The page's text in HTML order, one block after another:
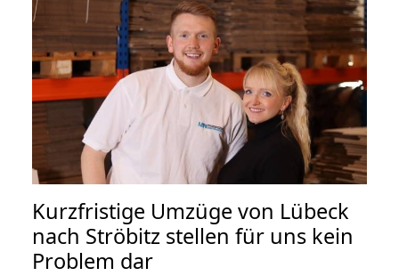
Kurzfristige Umzüge von Lübeck
nach Ströbitz stellen für uns kein
Problem dar